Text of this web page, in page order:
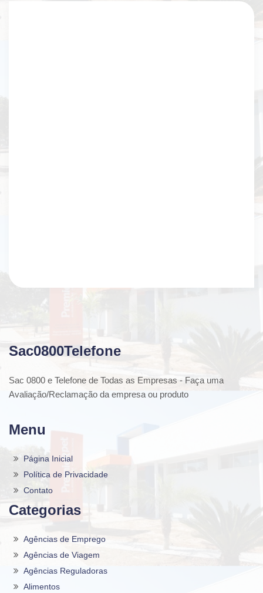
Sac0800Telefone
Sac 0800 e Telefone de Todas as Empresas - Faça uma
Avaliação/Reclamação da empresa ou produto
Menu
Página Inicial
Política de Privacidade
Contato
Categorias
Agências de Emprego
Agências de Viagem
Agências Reguladoras
Alimentos